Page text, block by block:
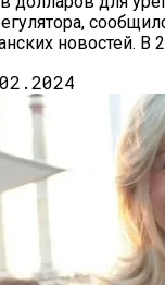
новостей. В